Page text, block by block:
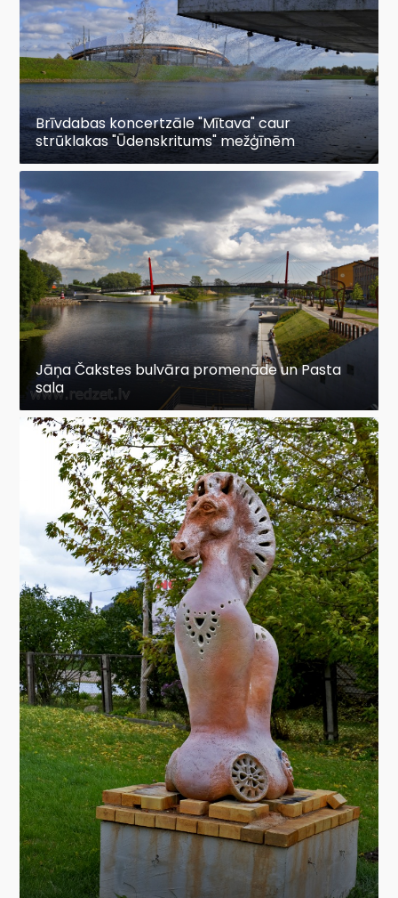
Brīvdabas koncertzāle "Mītava" caur
strūklakas "Ūdenskritums" mežģīnēm
Jāņa Čakstes bulvāra promenāde un Pasta
sala